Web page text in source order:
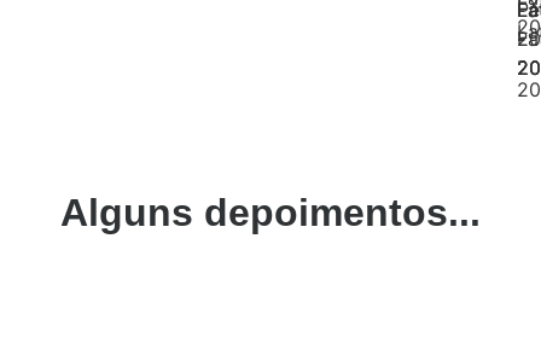
-
-
-
-
-
Alguns depoimentos...